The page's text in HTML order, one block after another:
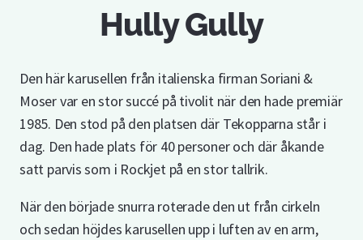
Hully Gully
Den här karusellen från italienska firman Soriani &
Moser var en stor succé på tivolit när den hade premiär
1985. Den stod på den platsen där Tekopparna står i
dag. Den hade plats för 40 personer och där åkande
satt parvis som i Rockjet på en stor tallrik.
När den började snurra roterade den ut från cirkeln
och sedan höjdes karusellen upp i luften av en arm,